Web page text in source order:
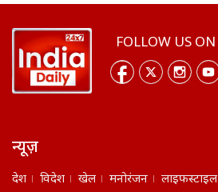
FOLLOW US ON
न्यूज़
देश विदेश खेल मनोरंजन लाइफस्टाइल